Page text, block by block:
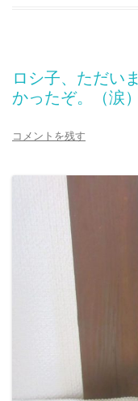
ロシ子、ただい
かったぞ。（涙）
コメントを残す